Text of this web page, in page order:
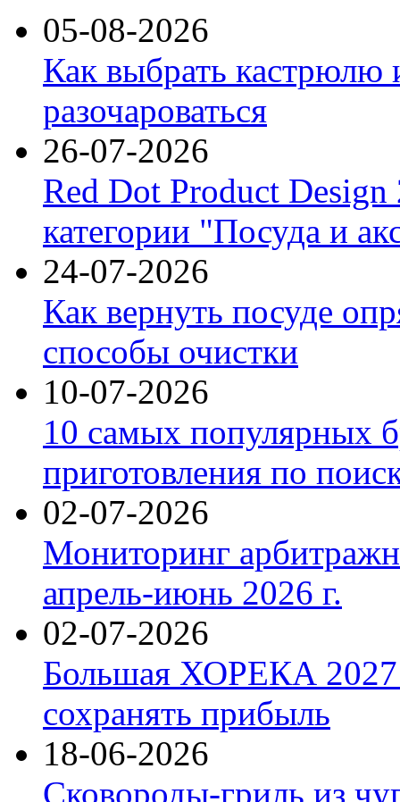
05-08-2026
Как выбрать кастрюлю
разочароваться
26-07-2026
Red Dot Product Design
категории "Посуда и
24-07-2026
Как вернуть посуде
способы очистки
10-07-2026
10 самых популярных
приготовления по
02-07-2026
Мониторинг
апрель-июнь 2026 г.
02-07-2026
Большая ХОРЕКА 2027:
сохранять прибыль
18-06-2026
Сковороды-гриль из